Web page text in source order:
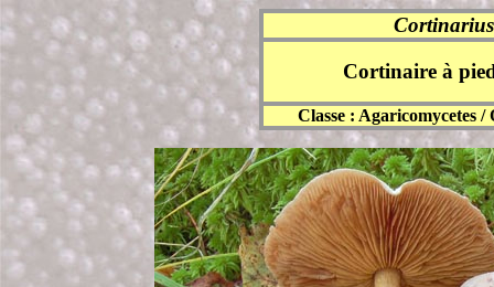
Cortinaire à
Classe : Agaricomycetes /